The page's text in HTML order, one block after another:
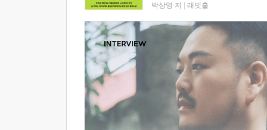
박상영 저 래빗홀